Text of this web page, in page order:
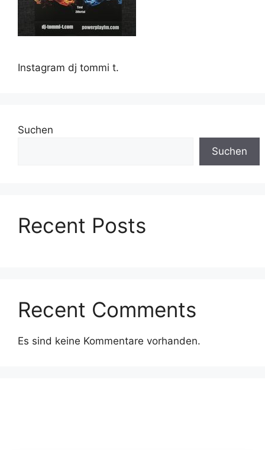
Instagram dj tommi t.
Suchen
Suchen
Recent Posts
Recent Comments
Es sind keine Kommentare vorhanden.